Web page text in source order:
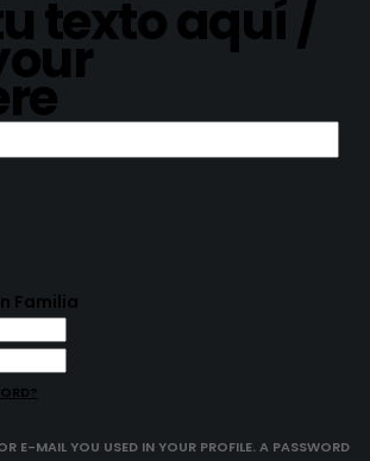
texto aquí /
Familia
E-MAIL YOU USED IN YOUR PROFILE. A PASSWORD